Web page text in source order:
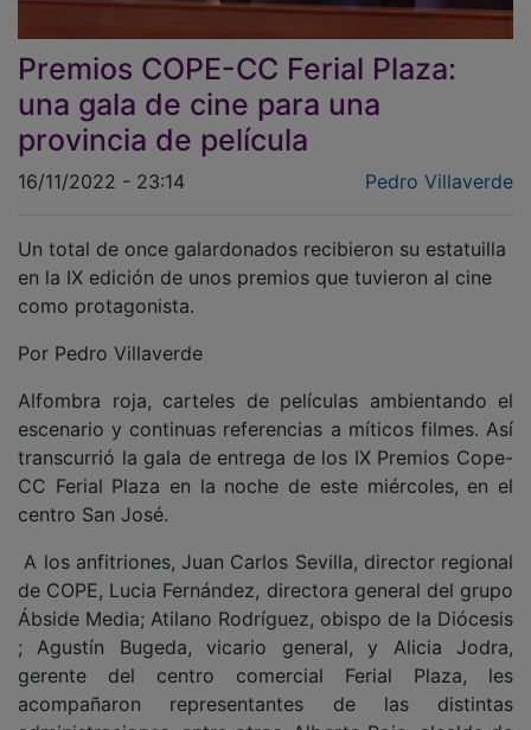
Premios COPE-CC Ferial Plaza:
una gala de cine para una
provincia de película
16/11/2022 - 23:14
en la IX edición de unos premios que tuvieron al cine
como protagonista.
escenario y continuas referencias a míticos filmes. Así
transcurrió la gala de entrega de los IX Premios Cope-
CC Ferial Plaza en la noche de este miércoles, en el
centro San José.
de COPE, Lucia Fernández, directora general del grupo
Ábside Media; Atilano Rodríguez, obispo de la Diócesis
; Agustín Bugeda, vicario general, y Alicia Jodra,
gerente del centro comercial Ferial Plaza, les
acompañaron representantes de las distintas
administraciones, entre otros, Alberto Rojo, alcalde de